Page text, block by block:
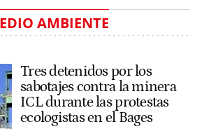
AMBIENTE
Tres detenidos por los
sabotajes contra la minera
ICL durante las protestas
ecologistas en el Bages